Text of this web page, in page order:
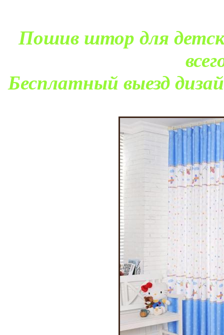
Пошив штор для
Бесплатный выезд